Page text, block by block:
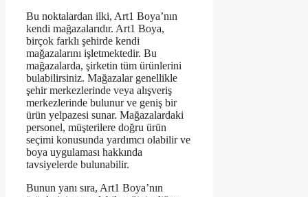
Bu noktalardan ilki, Art1 Boya’nın
kendi mağazalarıdır. Art1 Boya,
birçok farklı şehirde kendi
mağazalarını işletmektedir. Bu
mağazalarda, şirketin tüm ürünlerini
bulabilirsiniz. Mağazalar genellikle
şehir merkezlerinde veya alışveriş
merkezlerinde bulunur ve geniş bir
ürün yelpazesi sunar. Mağazalardaki
personel, müşterilere doğru ürün
seçimi konusunda yardımcı olabilir ve
boya uygulaması hakkında
tavsiyelerde bulunabilir.
Bunun yanı sıra, Art1 Boya’nın